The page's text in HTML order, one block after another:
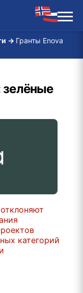
→ Гранты Enova
зелёные
категорий